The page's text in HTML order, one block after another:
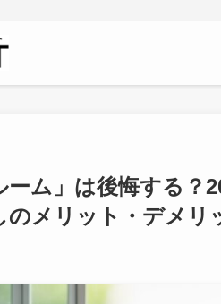
ーム」は後悔する
のメリット・デメリ